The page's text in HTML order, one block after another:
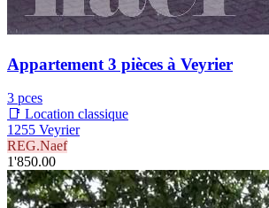
Appartement 3 pièces à Veyrier
3 pces
📑 Location classique
1255 Veyrier
REG.Naef
1'850.00